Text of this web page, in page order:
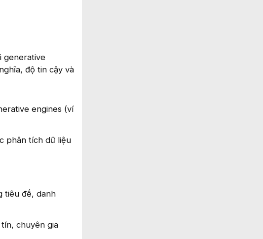
generative
độ tin cậy và
engines (ví
phân tích dữ liệu
tiêu đề, danh
chuyên gia